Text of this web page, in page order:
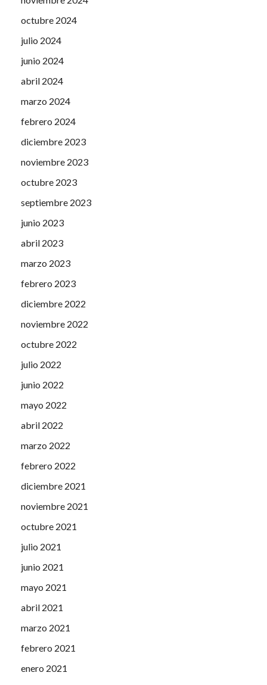
octubre 2024
julio 2024
junio 2024
abril 2024
marzo 2024
febrero 2024
diciembre 2023
noviembre 2023
octubre 2023
septiembre 2023
junio 2023
abril 2023
marzo 2023
febrero 2023
diciembre 2022
noviembre 2022
octubre 2022
julio 2022
junio 2022
mayo 2022
abril 2022
marzo 2022
febrero 2022
diciembre 2021
noviembre 2021
octubre 2021
julio 2021
junio 2021
mayo 2021
abril 2021
marzo 2021
febrero 2021
enero 2021